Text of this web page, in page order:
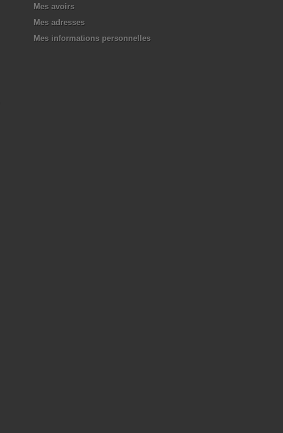
Mes avoirs
Mes adresses
Mes informations personnelles